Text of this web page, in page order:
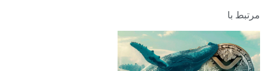
مرتبط با